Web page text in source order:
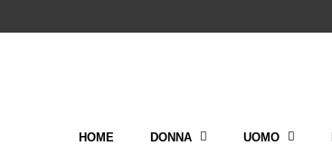
HOME DONNA UOMO